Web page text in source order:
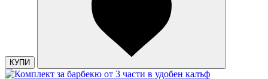
КУПИ